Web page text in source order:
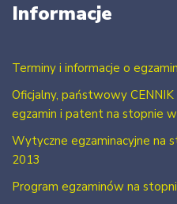
Informacje
Terminy i informacje o
Oficjalny, państwowy
egzamin i patent na stopnie
Wytyczne egzaminacyjne na
2013
Program egzaminów na